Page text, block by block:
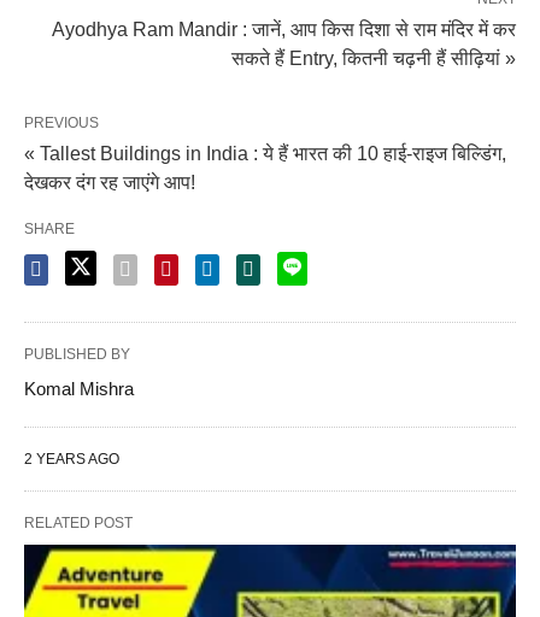
Ayodhya Ram Mandir : जानें, आप किस दिशा से राम मंदिर में कर
सकते हैं Entry, कितनी चढ़नी हैं सीढ़ियां »
PREVIOUS
« Tallest Buildings in India : ये हैं भारत की 10 हाई-राइज बिल्डिंग,
देखकर दंग रह जाएंगे आप!
SHARE
PUBLISHED BY
Komal Mishra
2 YEARS AGO
RELATED POST